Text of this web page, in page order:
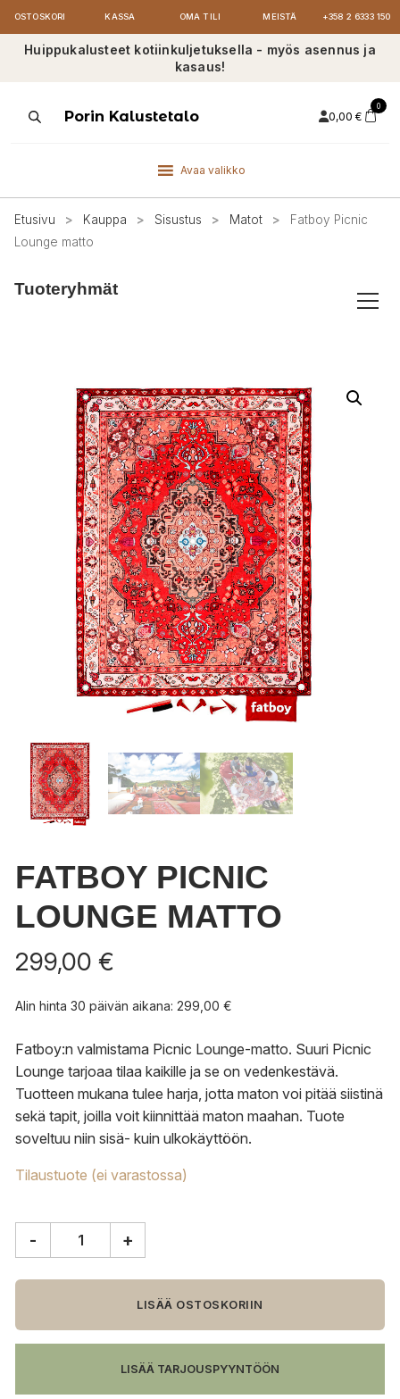
OSTOSKORI KASSA OMA TILI MEISTÄ +358 2 6333 150
Huippukalusteet kotiinkuljetuksella - myös asennus ja
kasaus!
ProductsPorin Kalustetalo 0,00 €
0
Avaa valikko
Etusivu > Kauppa > Sisustus > Matot >
Fatboy Picnic
Lounge matto
Tuoteryhmät
FATBOY PICNIC
LOUNGE MATTO
299,00 €
Alin hinta 30 päivän aikana: 299,00 €
Fatboy:n valmistama Picnic Lounge-matto. Suuri Picnic
Lounge tarjoaa tilaa kaikille ja se on vedenkestävä.
Tuotteen mukana tulee harja, jotta maton voi pitää siistinä
sekä tapit, joilla voit kiinnittää maton maahan. Tuote
soveltuu niin sisä- kuin ulkokäyttöön.
Tilaustuote (ei varastossa)
Lounge
määrä
- +
LISÄÄ OSTOSKORIIN
LISÄÄ TARJOUSPYYNTÖÖN